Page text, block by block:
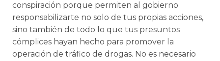
conspiración porque permiten al gobierno
responsabilizarte no solo de tus propias acciones,
sino también de todo lo que tus presuntos
cómplices hayan hecho para promover la
operación de tráfico de drogas. No es necesario